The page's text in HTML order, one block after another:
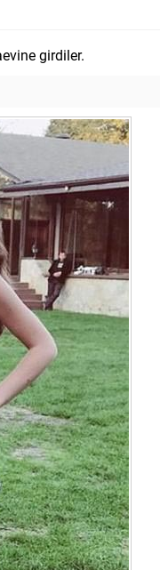
girdiler.